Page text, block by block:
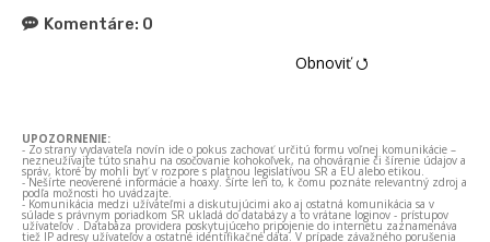
Komentáre: 0
Obnoviť ⭯
UPOZORNENIE:
- Zo strany vydavateľa novín ide o pokus zachovať určitú formu voľnej komunikácie –
nezneužívajte túto snahu na osočovanie kohokoľvek, na ohováranie či šírenie údajov a
správ, ktoré by mohli byť v rozpore s platnou legislatívou SR a EÚ alebo etikou.
- Nešírte neoverené informácie a hoaxy. Šírte len to, k čomu poznáte relevantný zdroj a
podľa možnosti ho uvádzajte.
- Komunikácia medzi užívateľmi a diskutujúcimi ako aj ostatná komunikácia sa v
súlade s právnym poriadkom SR ukladá do databázy a to vrátane loginov - prístupov
užívateľov . Databáza providera poskytujúceho pripojenie do internetu zaznamenáva
tiež IP adresy užívateľov a ostatné identifikačné dáta. V prípade závažného porušenia